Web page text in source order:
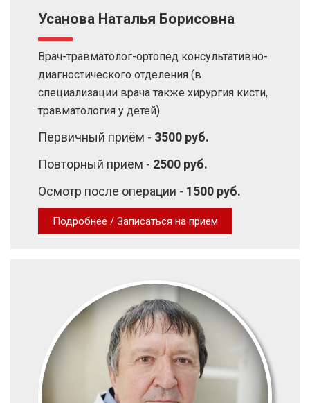
Усанова Наталья Борисовна
Врач-травматолог-ортопед консультативно-
диагностического отделения (в
специализации врача также хирургия кисти,
травматология у детей)
Первичный приём - 3500 руб.
Повторный прием - 2500 руб.
Осмотр после операции - 1500 руб.
Подробнее / Записаться на прием